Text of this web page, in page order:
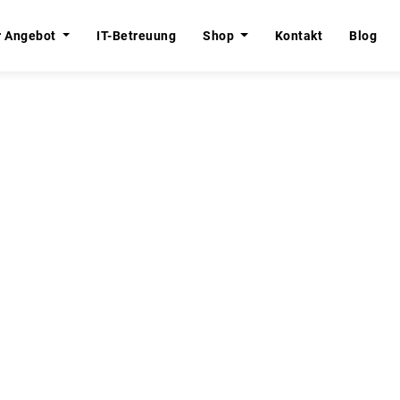
Angebot IT-Betreuung Shop Kontakt Blog
Angebot IT-Betreuung Shop Kontakt Blog